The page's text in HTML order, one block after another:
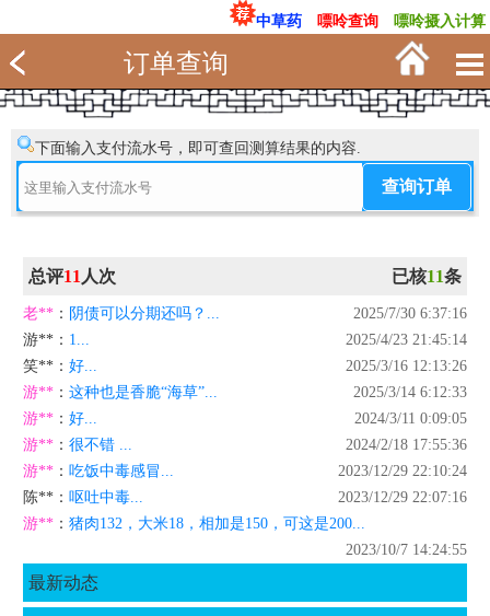
中草药 嘌呤查询 嘌呤摄入计算
订单查询
下面输入支付流水号，即可查回测算结果的内容.
总评11 人次 已核11条
老**： 阴债可以分期还吗？...
2025/7/30 6:37:16
游**： 1...
2025/4/23 21:45:14
笑**： 好...
2025/3/16 12:13:26
游**： 这种也是香脆“海草”...
2025/3/14 6:12:33
游**： 好...
2024/3/11 0:09:05
游**： 很不错 ...
2024/2/18 17:55:36
游**： 吃饭中毒感冒...
2023/12/29 22:10:24
陈**： 呕吐中毒...
2023/12/29 22:07:16
游**： 猪肉132，大米18，相加是150，可这是200...
2023/10/7 14:24:55
最新动态